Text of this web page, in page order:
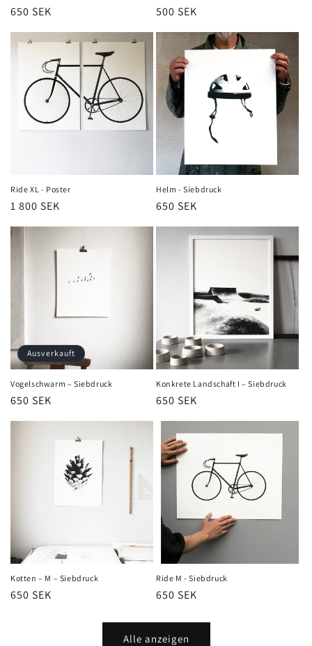
Normaler
650 SEK
Normaler
500 SEK
Ride XL - Poster
Normaler
1 800 SEK
Helm - Siebdruck
Normaler
650 SEK
Ausverkauft
Vogelschwarm – Siebdruck
Normaler
650 SEK
Konkrete Landschaft I – Siebdruck
Normaler
650 SEK
Kotten – M – Siebdruck
Normaler
650 SEK
Ride M - Siebdruck
Normaler
650 SEK
Alle anzeigen